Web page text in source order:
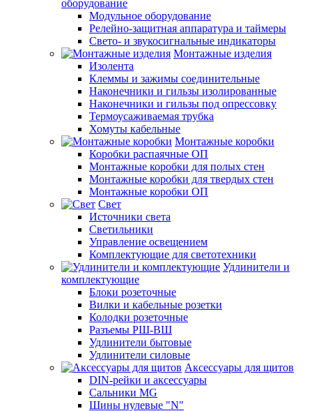
оборудование
Модульное оборудование
Релейно-защитная аппаратура и таймеры
Свето- и звукосигнальные индикаторы
Монтажные изделия
Изолента
Клеммы и зажимы соединительные
Наконечники и гильзы изолированные
Наконечники и гильзы под опрессовку
Термоусаживаемая трубка
Хомуты кабельные
Монтажные коробки
Коробки распаячные ОП
Монтажные коробки для полых стен
Монтажные коробки для твердых стен
Монтажные коробки ОП
Свет
Источники света
Светильники
Управление освещением
Комплектующие для светотехники
Удлинители и
комплектующие
Блоки розеточные
Вилки и кабельные розетки
Колодки розеточные
Разъемы РШ-ВШ
Удлинители бытовые
Удлинители силовые
Аксессуары для щитов
DIN-рейки и аксессуары
Сальники MG
Шины нулевые "N"